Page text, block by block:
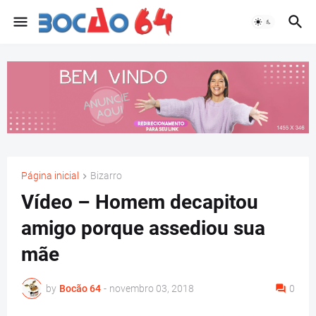
Página inicial Bizarro
Vídeo – Homem decapitou
amigo porque assediou sua
mãe
by Bocão 64 - novembro 03, 2018 0